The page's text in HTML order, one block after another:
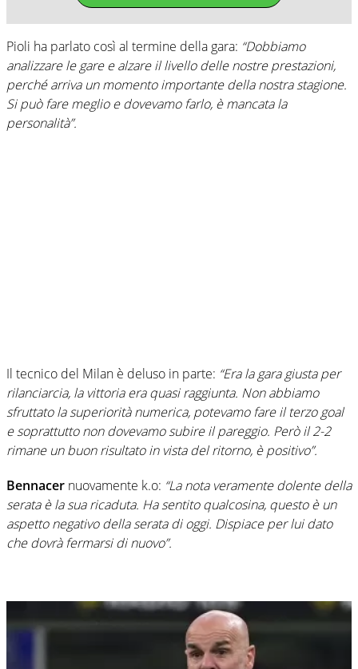
Pioli ha parlato così al termine della gara: “Dobbiamo
analizzare le gare e alzare il livello delle nostre prestazioni,
perché arriva un momento importante della nostra stagione.
Si può fare meglio e dovevamo farlo, è mancata la
personalità”.
Il tecnico del Milan è deluso in parte: “Era la gara giusta per
rilanciarcia, la vittoria era quasi raggiunta. Non abbiamo
sfruttato la superiorità numerica, potevamo fare il terzo goal
e soprattutto non dovevamo subire il pareggio. Però il 2-2
rimane un buon risultato in vista del ritorno, è positivo”.
Bennacer nuovamente k.o: “La nota veramente dolente della
serata è la sua ricaduta. Ha sentito qualcosina, questo è un
aspetto negativo della serata di oggi. Dispiace per lui dato
che dovrà fermarsi di nuovo”.